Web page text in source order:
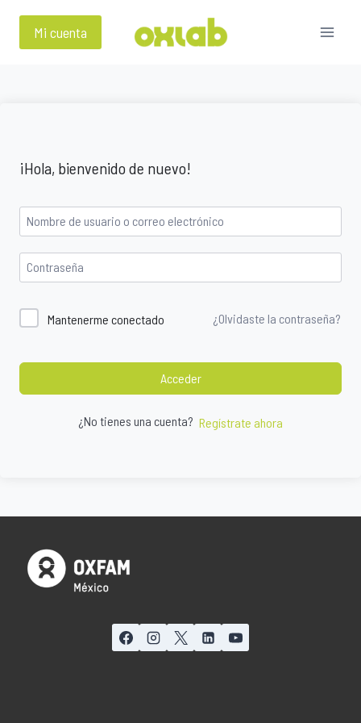
contenido
Mi cuenta
¡Hola, bienvenido de nuevo!
Mantenerme conectado ¿Olvidaste la contraseña?
Acceder
¿No tienes una cuenta? Regístrate ahora